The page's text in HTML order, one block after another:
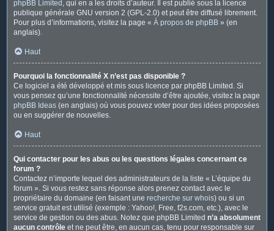
phpBB Limited , qui en a les droits d’auteur. Il est publié sous la licence
publique générale GNU version 2 (GPL-2.0) et peut être diffusé librement.
Pour plus d’informations, visitez la page « À propos de phpBB » (en
anglais).
Haut
Pourquoi la fonctionnalité X n’est pas disponible ?
Ce logiciel a été développé et mis sous licence par phpBB Limited. Si
vous pensez qu’une fonctionnalité nécessite d’être ajoutée, visitez la page
phpBB Ideas (en anglais) où vous pouvez voter pour des idées proposées
ou en suggérer de nouvelles.
Haut
Qui contacter pour les abus ou les questions légales concernant ce
forum ?
Contactez n’importe lequel des administrateurs de la liste « L’équipe du
forum ». Si vous restez sans réponse alors prenez contact avec le
propriétaire du domaine (en faisant une recherche sur whois) ou si un
service gratuit est utilisé (exemple : Yahoo!, Free, f2s.com, etc.), avec le
service de gestion ou des abus. Notez que phpBB Limited n’a absolument
aucun contrôle et ne peut être, en aucun cas, tenu pour responsable sur